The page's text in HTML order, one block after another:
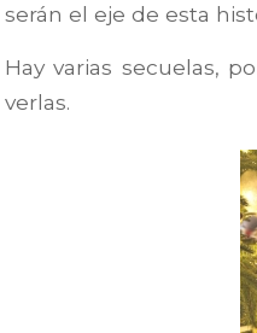
serán el eje de esta
Hay varias secuelas,
verlas.